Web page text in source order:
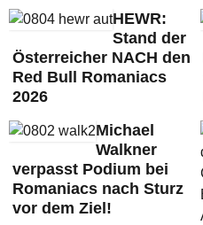
HEWR:
Stand der
Österreicher NACH den
Red Bull Romaniacs
2026
Michael
Walkner
verpasst Podium bei
Romaniacs nach Sturz
vor dem Ziel!